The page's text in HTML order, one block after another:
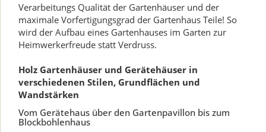
Verarbeitungs Qualität der Gartenhäuser und der
maximale Vorfertigungsgrad der Gartenhaus Teile! So
wird der Aufbau eines Gartenhauses im Garten zur
Heimwerkerfreude statt Verdruss.
Holz Gartenhäuser und Gerätehäuser in
verschiedenen Stilen, Grundflächen und
Wandstärken
Vom Gerätehaus über den Gartenpavillon bis zum
Blockbohlenhaus